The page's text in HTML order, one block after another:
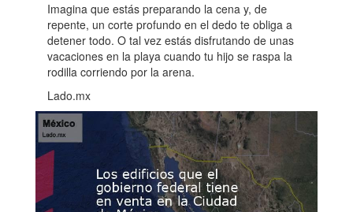
Imagina que estás preparando la cena y, de
repente, un corte profundo en el dedo te obliga a
detener todo. O tal vez estás disfrutando de unas
vacaciones en la playa cuando tu hijo se raspa la
rodilla corriendo por la arena.
Lado.mx